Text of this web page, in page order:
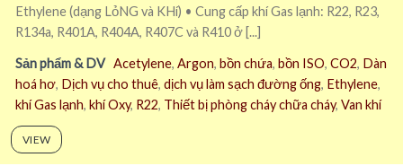
Ethylene (dạng LỏNG và KHí) • Cung cấp khí Gas lạnh: R22, R23,
R134a, R401A, R404A, R407C và R410 ở [...]
Sản phẩm & DV Acetylene, Argon, bồn chứa, bồn ISO, CO2, Dàn
hoá hơ, Dịch vụ cho thuê, dịch vụ làm sạch đường ống, Ethylene,
khí Gas lạnh, khí Oxy, R22, Thiết bị phòng cháy chữa cháy, Van khí
VIEW